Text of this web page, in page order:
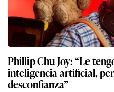
Phillip Chu Joy: “Le
inteligencia artificial,
desconfianza”